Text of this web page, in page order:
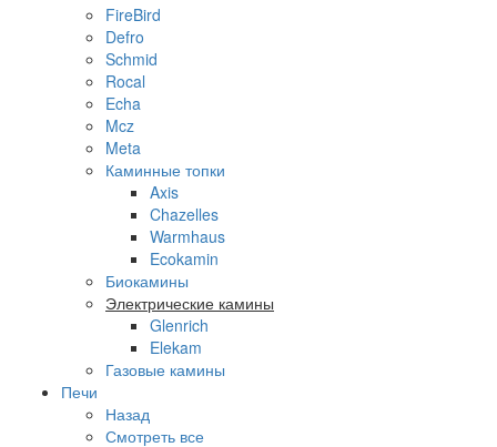
FireBird
Defro
Schmid
Rocal
Echa
Mcz
Meta
Каминные топки
Axis
Chazelles
Warmhaus
Ecokamin
Биокамины
Электрические камины
Glenrich
Elekam
Газовые камины
Печи
Назад
Смотреть все